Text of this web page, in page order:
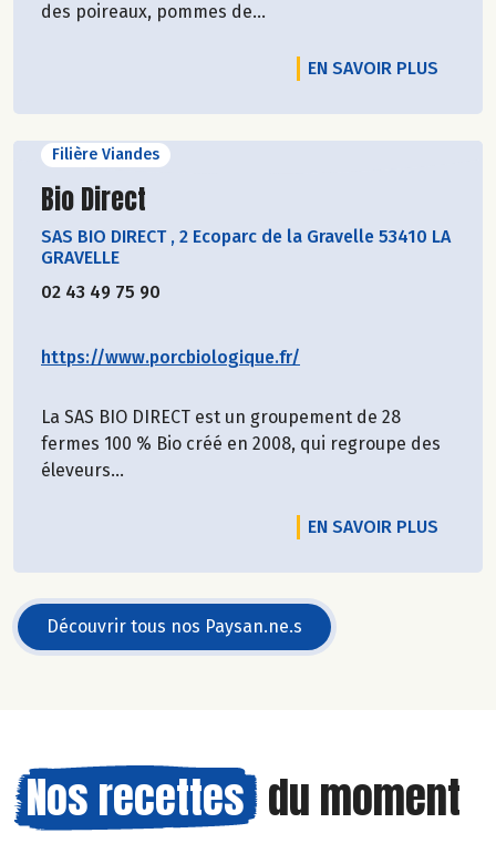
des poireaux, pommes de...
EN SAVOIR PLUS
Filière Viandes
Découvrir le producteur
Bio Direct
SAS BIO DIRECT , 2 Ecoparc de la Gravelle 53410 LA
GRAVELLE
02 43 49 75 90
https://www.porcbiologique.fr/
La SAS BIO DIRECT est un groupement de 28
fermes 100 % Bio créé en 2008, qui regroupe des
éleveurs...
EN SAVOIR PLUS
Découvrir tous nos Paysan.ne.s
Nos recettes du moment